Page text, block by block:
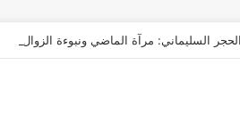
السليماني: مرآة الماضي ونبوءة الزوال